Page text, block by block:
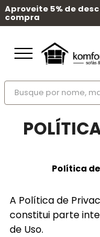
Aproveite 5% de
compra
Busque por nome,
Política
A Política de
constitui parte
de Uso.
nara
sofá retrátil
5
colchão
6
sofá canto